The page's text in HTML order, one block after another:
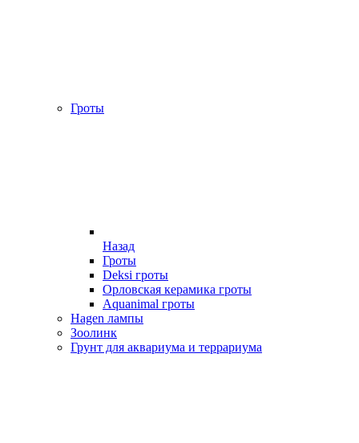
Гроты
Назад
Гроты
Deksi гроты
Орловская керамика гроты
Aquanimal гроты
Hagen лампы
Зоолинк
Грунт для аквариума и террариума